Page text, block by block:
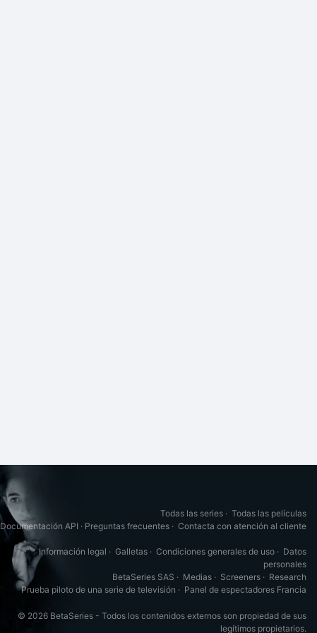
Todas las series · Todas las películas
Documentación API · Preguntas frecuentes · Contacta con atención al cliente
Información legal · Galletas · Condiciones generales de uso · Datos
personales
BetaSeries SAS · Medias · Screeners · Research
Prueba piloto de una serie de televisión · Panel de espectadores Francia
© 2026 BetaSeries - Todos los contenidos externos son propiedad de sus
legítimos propietarios.